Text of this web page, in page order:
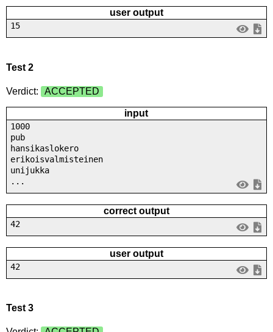
user output
15
Test 2
Verdict: ACCEPTED
input
1000
pub
hansikaslokero
erikoisvalmisteinen
unijukka
...
correct output
42
user output
42
Test 3